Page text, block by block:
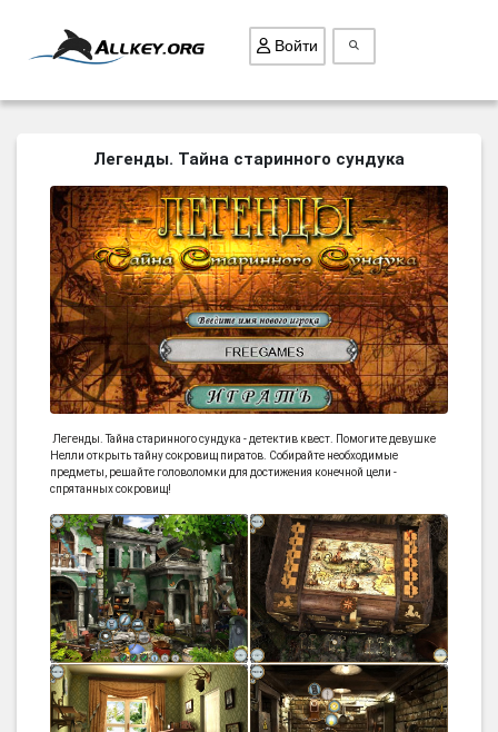
ВСЕ ИГРЫ
ПОИСК ПРЕДМЕТОВ
ГОЛОВОЛОМКИ
БИЗНЕС
ТРИ-В-РЯД
СТРАТЕГИИ
СТРЕЛЯЛКИ
КВЕСТ
КАК СКАЧАТЬ
НОВОСТИ
Войти
Легенды. Тайна старинного сундука
Легенды. Тайна старинного сундука - детектив квест. Помогите девушке
Нелли открыть тайну сокровищ пиратов. Собирайте необходимые
предметы, решайте головоломки для достижения конечной цели -
спрятанных сокровищ!